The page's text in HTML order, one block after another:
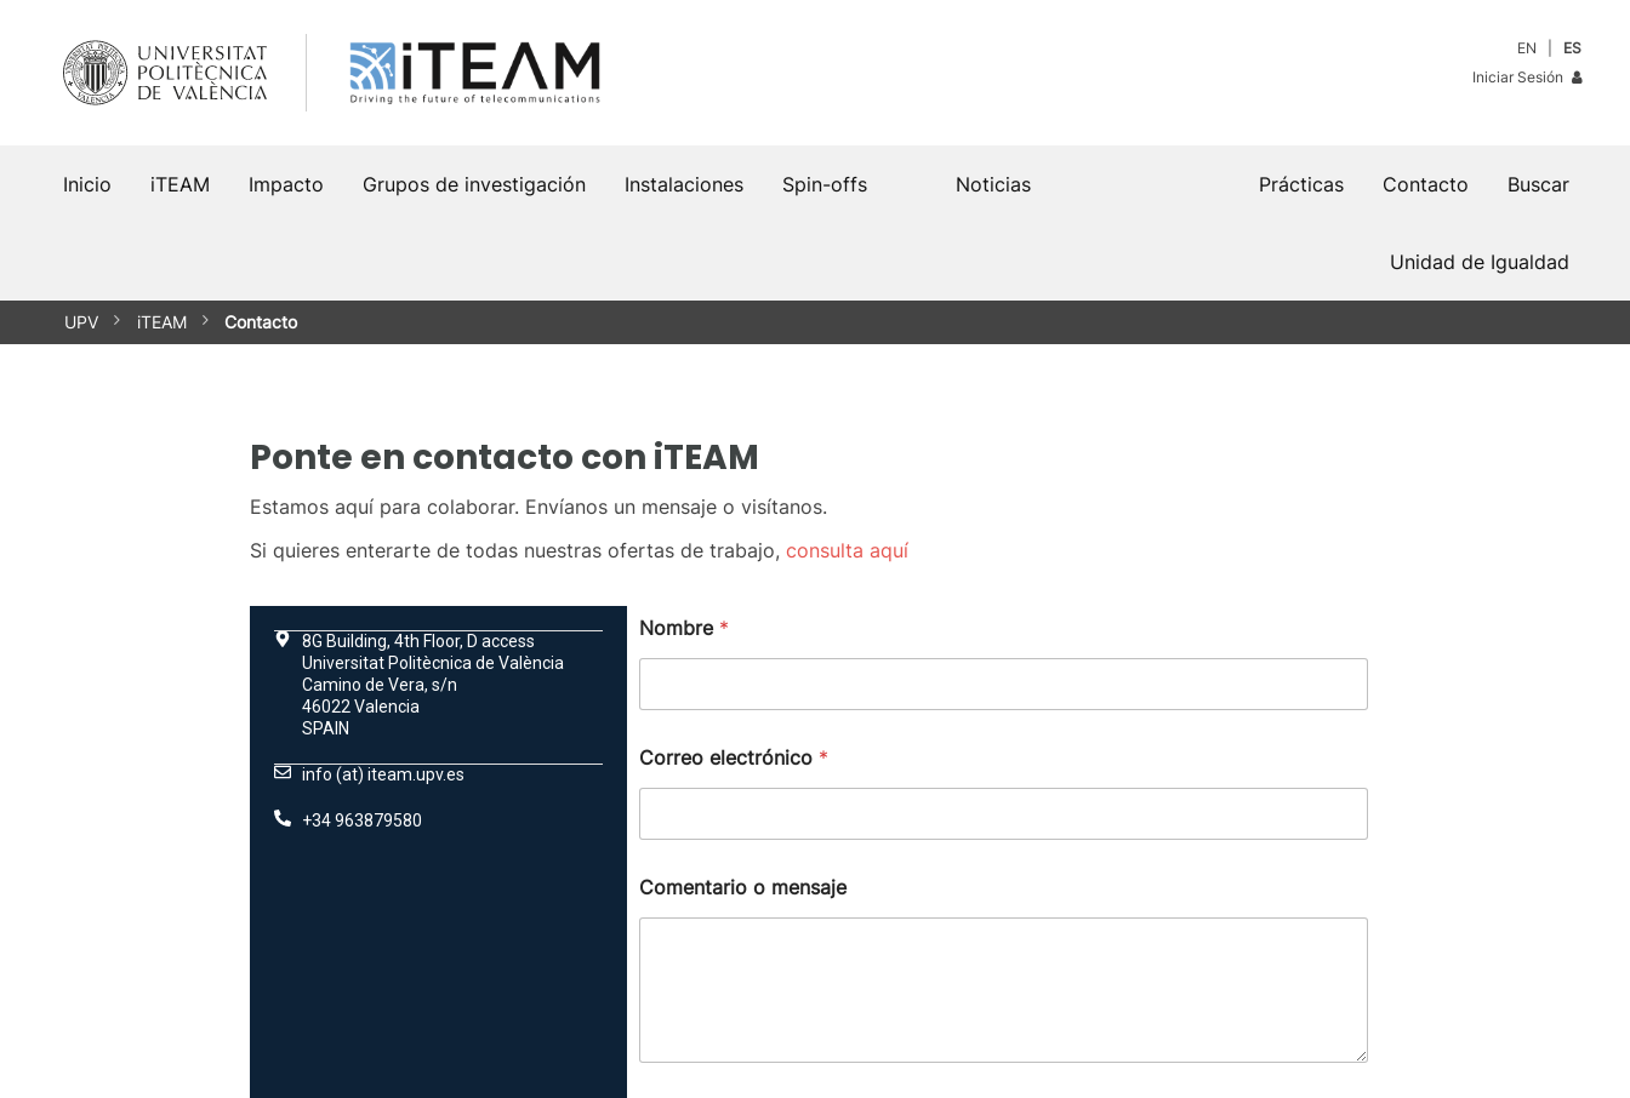
EN
ES
Iniciar Sesión
Inicio iTEAM Impacto Grupos de investigación Instalaciones Spin-offs Buscar
Contacto
Prácticas
Noticias
Unidad de Igualdad
UPV iTEAM Contacto
Ponte en contacto con iTEAM
Estamos aquí para colaborar. Envíanos un mensaje o visítanos.
Si quieres enterarte de todas nuestras ofertas de trabajo, consulta aquí
8G Building, 4th Floor, D access
Universitat Politècnica de València
Camino de Vera, s/n
46022 Valencia
SPAIN
info (at) iteam.upv.es
+34 963879580
Nombre *
o
r
e
Correo electrónico *
Comentario o mensaje